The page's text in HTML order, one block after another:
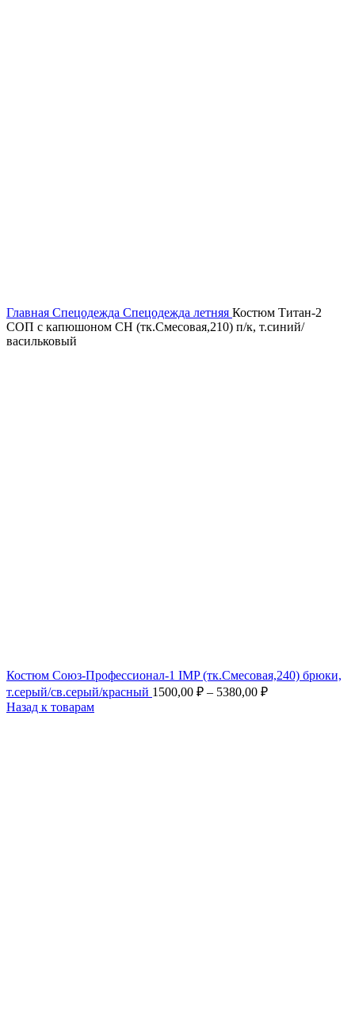
Главная Спецодежда Спецодежда летняя Костюм Титан-2
СОП с капюшоном CH (тк.Смесовая,210) п/к, т.синий/
васильковый
Костюм Союз-Профессионал-1 IMP (тк.Смесовая,240) брюки,
т.серый/св.серый/красный 1500,00 ₽ – 5380,00 ₽
Назад к товарам